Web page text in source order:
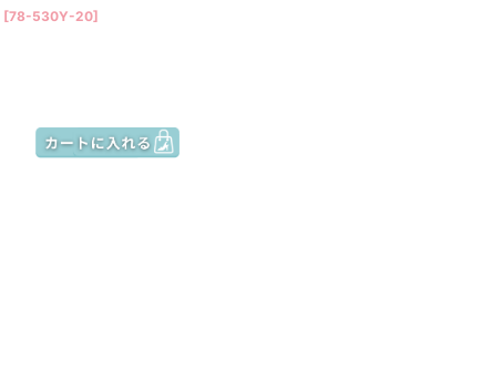
[78-530Y-20]